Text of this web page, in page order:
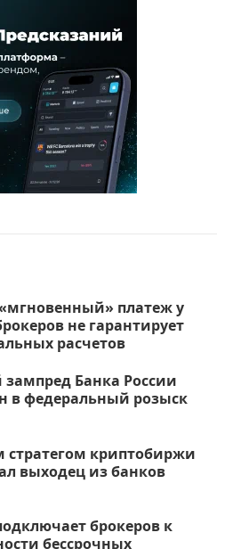
платеж у
не гарантирует
расчетов
Банка России
в федеральный розыск
стратегом криптобиржи
выходец из банков
брокеров к
бессрочных